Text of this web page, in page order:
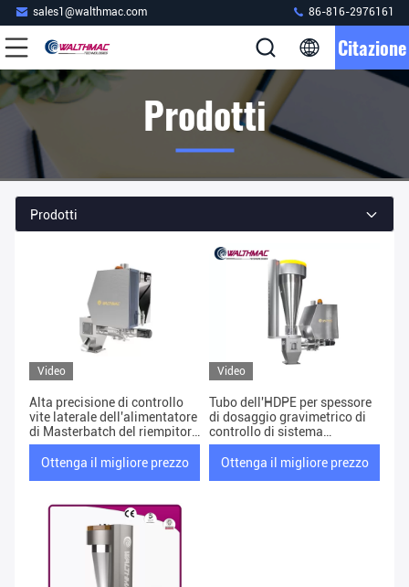
sales1@walthmac.com 86-816-2976161
Citazione
Prodotti
Prodotti
Video
Alta precisione di controllo
vite laterale dell'alimentatore
di Masterbatch del riempitore
della singola
Ottenga il migliore prezzo
Video
Tubo dell'HDPE per spessore
di dosaggio gravimetrico di
controllo di sistema
dell'alimentatore del peso del
tester
Ottenga il migliore prezzo